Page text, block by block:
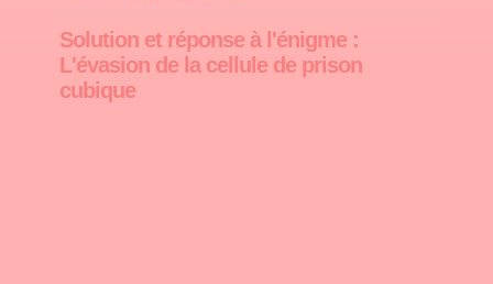
Solution et réponse à l'énigme :
L'évasion de la cellule de prison
cubique